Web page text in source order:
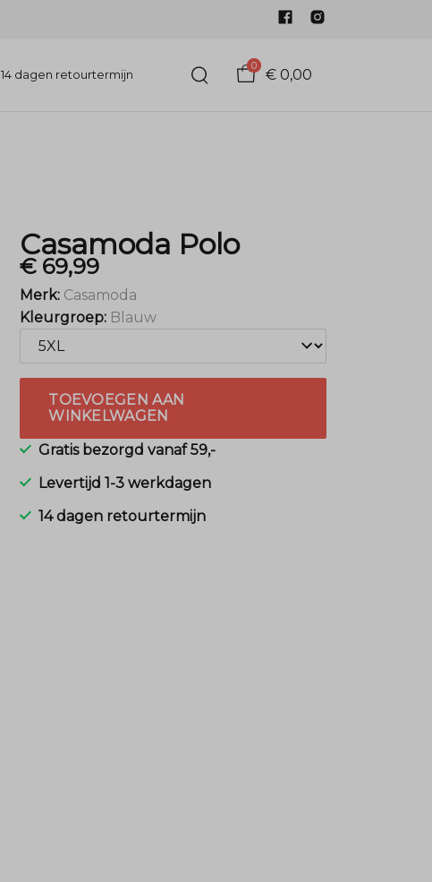
14 dagen retourtermijn
0
€ 0,00
Casamoda Polo
€ 69,99
Merk: Casamoda
Kleurgroep: Blauw
TOEVOEGEN AAN
WINKELWAGEN
Gratis bezorgd vanaf 59,-
Levertijd 1-3 werkdagen
14 dagen retourtermijn